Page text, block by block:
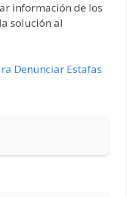
información de los
solución al
Denunciar Estafas